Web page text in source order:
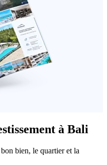
à Bali
bien, le quartier et la